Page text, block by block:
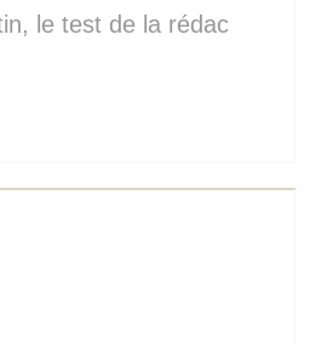
le test de la rédac